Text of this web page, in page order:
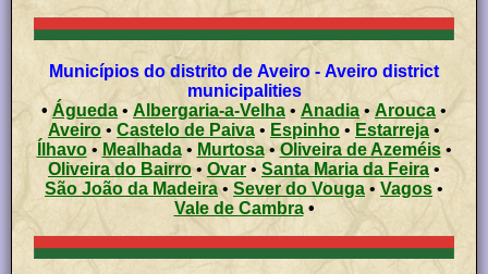
Municípios do distrito de Aveiro - Aveiro district
municipalities
• Águeda •Albergaria-a-Velha • Anadia •Arouca •
Aveiro • Castelo de Paiva • Espinho • Estarreja •
Ílhavo•Mealhada• Murtosa•Oliveira de Azeméis•
Oliveira do Bairro• Ovar • Santa Maria da Feira•
São João da Madeira• Sever do Vouga • Vagos •
Vale de Cambra •